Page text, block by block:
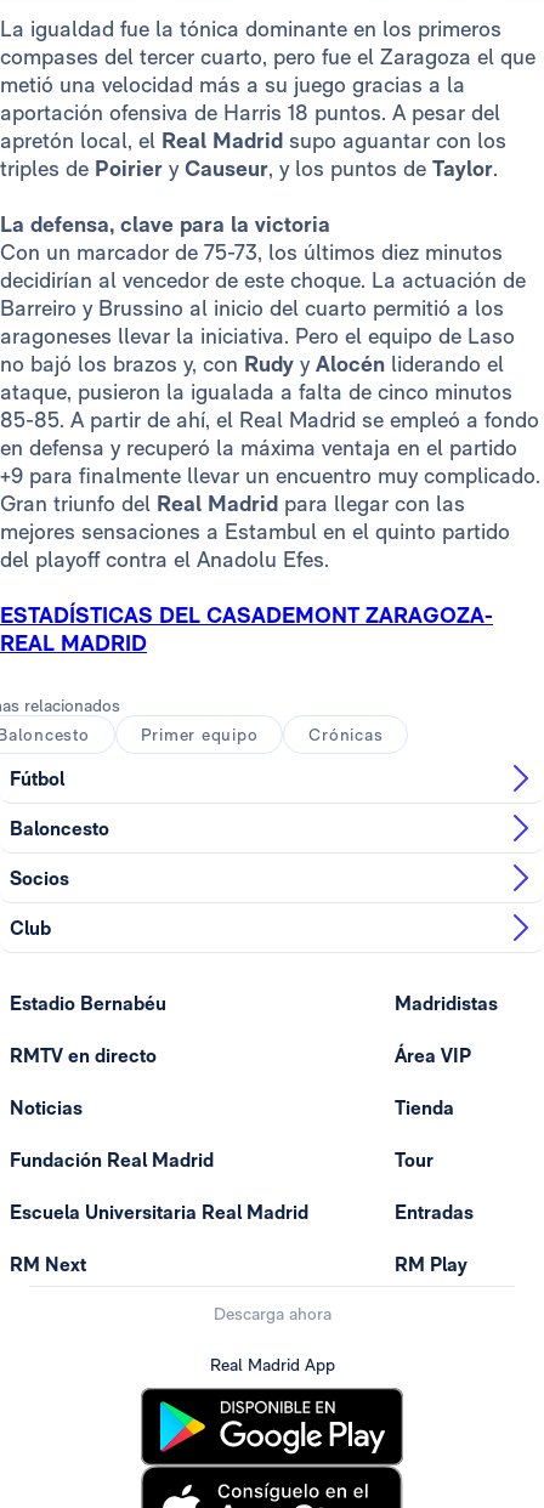
La igualdad fue la tónica dominante en los primeros
compases del tercer cuarto, pero fue el Zaragoza el que
metió una velocidad más a su juego gracias a la
aportación ofensiva de Harris 18 puntos. A pesar del
apretón local, el Real Madrid supo aguantar con los
triples de Poirier yCauseur, y los puntos de Taylor.
La defensa, clave para la victoria
Con un marcador de 75-73, los últimos diez minutos
decidirían al vencedor de este choque. La actuación de
Barreiro y Brussino al inicio del cuarto permitió a los
aragoneses llevar la iniciativa. Pero el equipo de Laso
no bajó los brazos y, con Rudy yAlocén liderando el
ataque, pusieron la igualada a falta de cinco minutos
85-85. A partir de ahí, el Real Madrid se empleó a fondo
en defensa y recuperó la máxima ventaja en el partido
+9 para finalmente llevar un encuentro muy complicado.
Gran triunfo del Real Madrid para llegar con las
mejores sensaciones a Estambul en el quinto partido
del playoff contra el Anadolu Efes.
ESTADÍSTICAS DEL CASADEMONT ZARAGOZA-
REAL MADRID
relacionados
Primer equipo Crónicas
Fútbol
Baloncesto
Socios
Club
Estadio Bernabéu
RMTV en directo
Noticias
Fundación Real Madrid
Escuela Universitaria Real Madrid
RM Next
Madridistas
Área VIP
Tienda
Tour
Entradas
RM Play
Descarga ahora
Real Madrid App